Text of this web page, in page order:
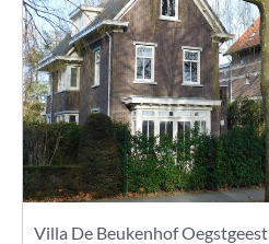
Villa De Beukenhof Oegstgeest